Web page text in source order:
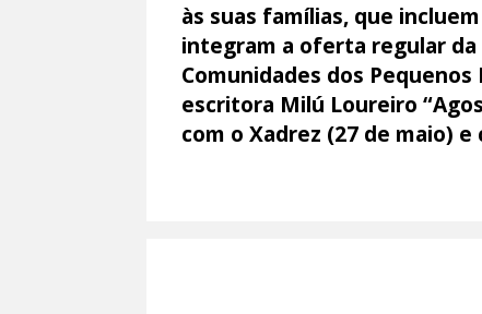
às suas famílias, que
integram a oferta regular da
Comunidades dos
escritora Milú Loureiro
com o Xadrez (27 de maio)